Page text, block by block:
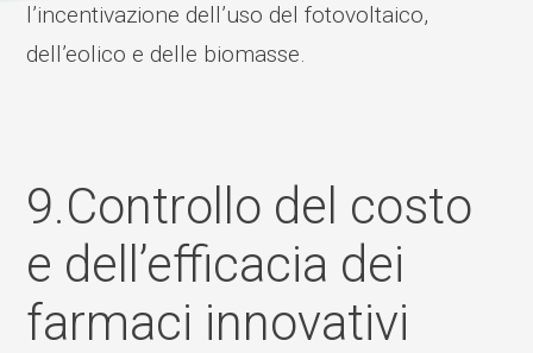
l’incentivazione dell’uso del fotovoltaico,
dell’eolico e delle biomasse.
9.Controllo del costo
e dell’efficacia dei
farmaci innovativi